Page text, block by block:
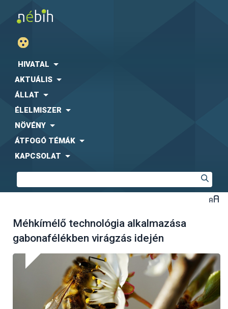
HIVATAL
AKTUÁLIS
ÁLLAT
ÉLELMISZER
NÖVÉNY
ÁTFOGÓ TÉMÁK
KAPCSOLAT
Méhkímélő technológia alkalmazása
gabonafélékben virágzás idején